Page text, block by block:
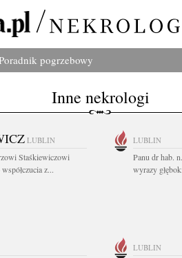
pogrzebowy
Inne nekrologi
LUBLIN
Staśkiewiczowi
z...
LUBLIN
Panu dr hab.
wyrazy
LUBLIN